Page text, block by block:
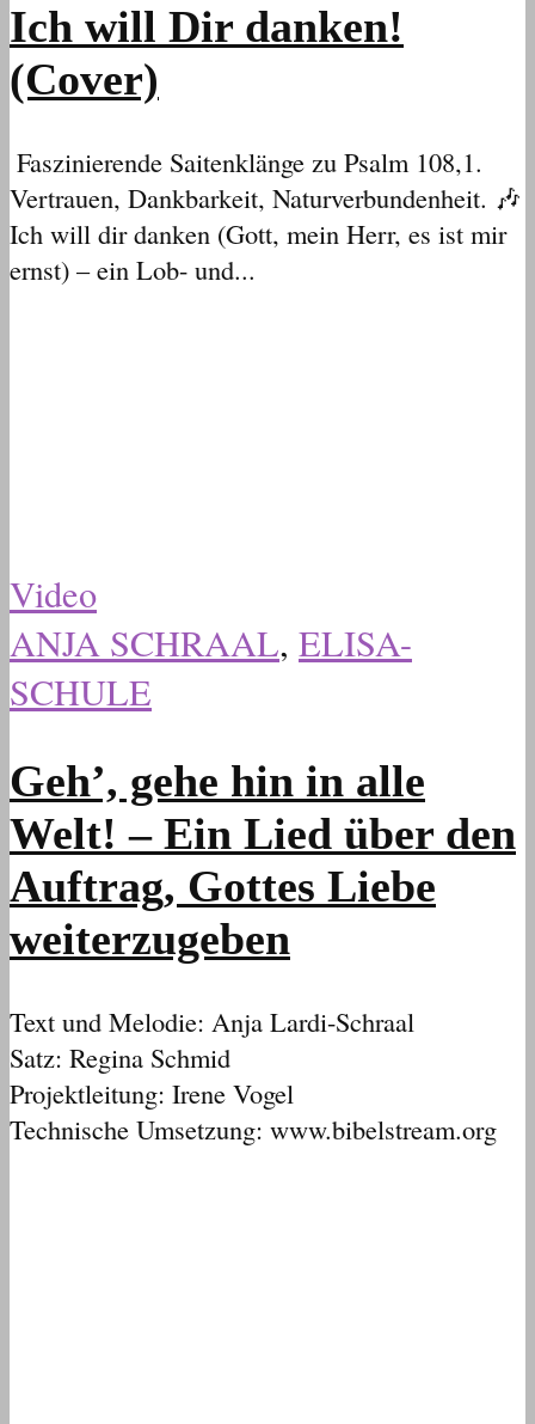
Ich will Dir danken!
(Cover)
Faszinierende Saitenklänge zu Psalm 108,1.
Vertrauen, Dankbarkeit, Naturverbundenheit. 🎶
Ich will dir danken (Gott, mein Herr, es ist mir
ernst) – ein Lob- und...
Video
ANJA SCHRAAL, ELISA-
SCHULE
Geh’, gehe hin in alle
Welt! – Ein Lied über den
Auftrag, Gottes Liebe
weiterzugeben
Text und Melodie: Anja Lardi-Schraal
Satz: Regina Schmid
Projektleitung: Irene Vogel
Technische Umsetzung: www.bibelstream.org